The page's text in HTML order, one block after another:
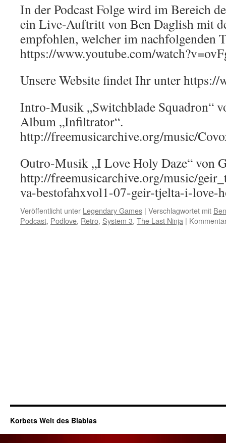
In der Podcast Folge wird im Bereich
ein Live-Auftritt von Ben Daglish mit
empfohlen, welcher im nachfolgenden
https://www.youtube.com/
Unsere Website findet Ihr unter https://
Intro-Musik „Switchblade Squadron“
Album „Infiltrator“.
http://freemusicarchive.org/music/
Outro-Musik „I Love Holy Daze“ von
http://freemusicarchive.org/music/
va-bestofahxvol1-07-geir-tjelta-i-love-
Veröffentlicht unter Legendary Games | Verschlagwortet mit
Podcast, Podlove, Retro, System 3, The Last Ninja |
Korbets Welt des Blablas